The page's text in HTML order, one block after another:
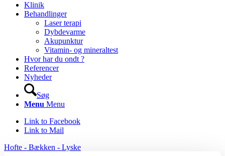
Klinik
Behandlinger
Laser terapi
Dybdevarme
Akupunktur
Vitamin- og mineraltest
Hvor har du ondt ?
Referencer
Nyheder
Søg
Menu Menu
Link to Facebook
Link to Mail
Hofte - Bækken - Lyske